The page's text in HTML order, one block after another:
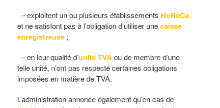
– exploitent un ou plusieurs établissements HoReCa
et ne satisfont pas à l’obligation d’utiliser unecaisse
enregistreuse ;
– en leur qualité d’unité TVAou de membre d’une
telle unité, n’ont pas respecté certaines obligations
imposées en matière de TVA.
L’administration annonce également qu’en cas de